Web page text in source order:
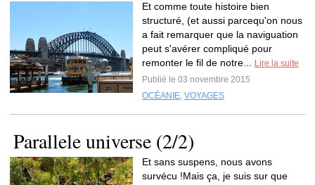
Et comme toute histoire bien
structuré, (et aussi parcequ'on nous
a fait remarquer que la naviguation
peut s'avérer compliqué pour
remonter le fil de notre...
Lire la suite
Publié le 03 novembre 2015
OCÉANIE, VOYAGES
Parallele universe (2/2)
Et sans suspens, nous avons
survécu !Mais ça, je suis sur que